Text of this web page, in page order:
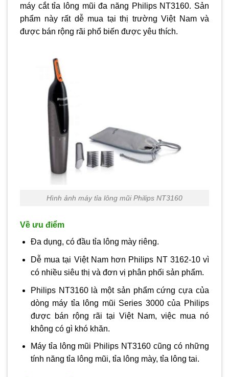
máy cắt tỉa lông mũi đa năng Philips NT3160. Sản
phẩm này rất dễ mua tại thị trường Việt Nam và
được bán rộng rãi phổ biến được yêu thích.
Hình ảnh máy tỉa lông mũi Philips NT3160
Về ưu điểm
Đa dụng, có đầu tỉa lông mày riêng.
Dễ mua tại Việt Nam hơn Philips NT 3162-10 vì
có nhiều siêu thị và đơn vị phân phối sản phẩm.
Philips NT3160 là một sản phẩm cứng cựa của
dòng máy tỉa lông mũi Series 3000 của Philips
được bán rộng rãi tại Việt Nam, việc mua nó
không có gì khó khăn.
Máy tỉa lông mũi Philips NT3160 cũng có những
tính năng tỉa lông mũi, tỉa lông mày, tỉa lông tai.